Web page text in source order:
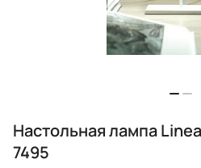
Настольная лампа
7495